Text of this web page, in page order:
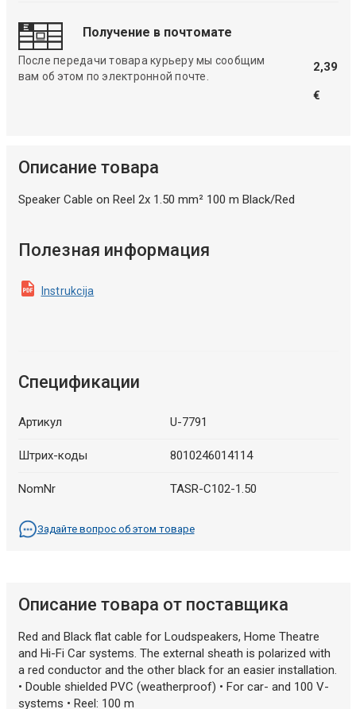
Получение в почтомате
После передачи товара курьеру мы сообщим
вам об этом по электронной почте.
2,39
€
Описание товара
Speaker Cable on Reel 2x 1.50 mm² 100 m Black/Red
Полезная информация
Instrukcija
Спецификации
Артикул U-7791
Штрих-коды 8010246014114
NomNr TASR-C102-1.50
Задайте вопрос об этом товаре
Описание товара от поставщика
Red and Black flat cable for Loudspeakers, Home Theatre
and Hi-Fi Car systems. The external sheath is polarized with
a red conductor and the other black for an easier installation.
• Double shielded PVC (weatherproof) • For car- and 100 V-
systems • Reel: 100 m